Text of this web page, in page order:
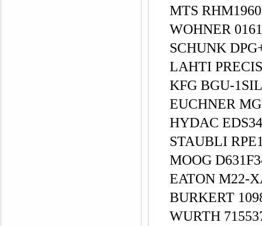
MTS
WOHNER
SCHUNK
LAHTI
KFG BGU-
EUCHNER
HYDAC
STAUBLI
MOOG
EATON M22-
BURKERT
WURTH